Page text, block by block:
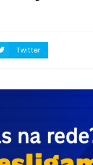
Twitter